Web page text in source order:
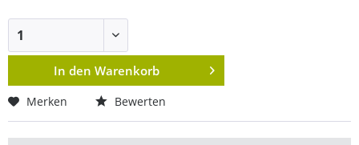
In den Warenkorb
Merken Bewerten